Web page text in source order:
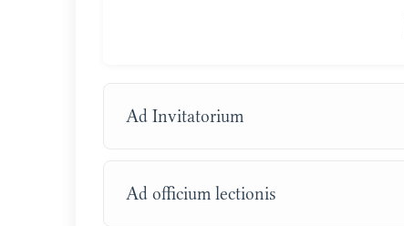
Ad Invitatorium
Ad officium lectionis